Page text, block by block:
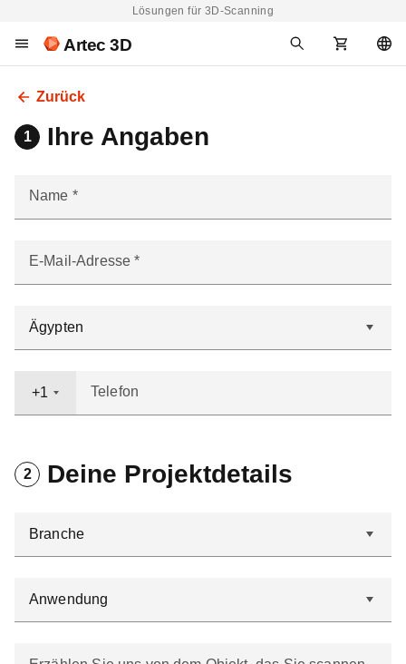
Lösungen für 3D-Scanning
Artec 3D
1 Ihre Angaben
Name
E-Mail-Adresse
Telefon
+1
2 Deine Projektdetails
Zurück